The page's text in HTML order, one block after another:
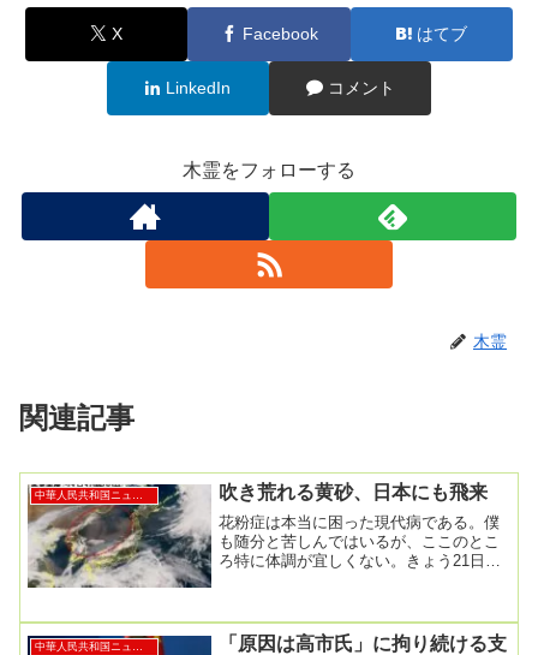
X Facebook はてブ
LinkedIn コメント
木霊をフォローする
木霊
関連記事
中華人民共和国ニュース 吹き荒れる黄砂、日本にも飛来
花粉症は本当に困った現代病である。僕
も随分と苦しんではいるが、ここのとこ
ろ特に体調が宜しくない。きょう21日
「原因は高市氏」に拘り続ける支